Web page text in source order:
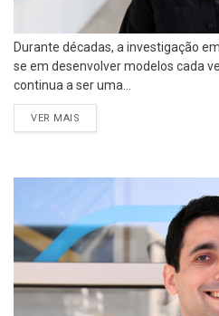
Durante décadas, a investigação
se em desenvolver modelos cada
continua a ser uma...
VER MAIS